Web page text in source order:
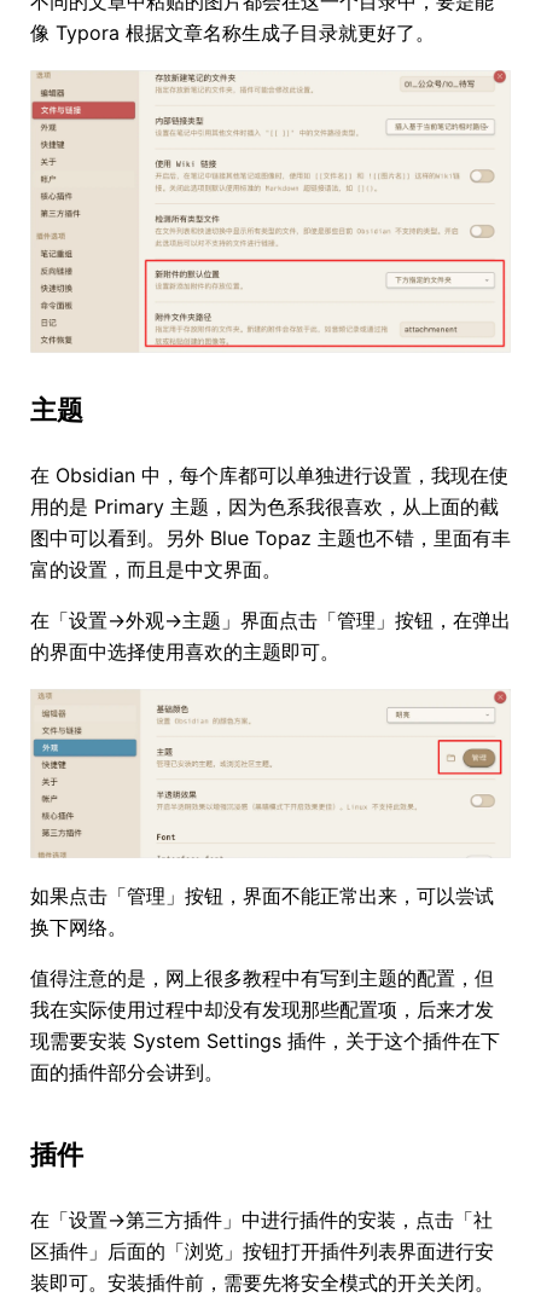
像 Typora 根据文章名称生成子目录就更好了。
主题
在 Obsidian 中，每个库都可以单独进行设置，我现在使
用的是 Primary 主题，因为色系我很喜欢，从上面的截
图中可以看到。另外 Blue Topaz 主题也不错，里面有丰
富的设置，而且是中文界面。
在「设置->外观->主题」界面点击「管理」按钮，在弹出
的界面中选择使用喜欢的主题即可。
如果点击「管理」按钮，界面不能正常出来，可以尝试
换下网络。
值得注意的是，网上很多教程中有写到主题的配置，但
我在实际使用过程中却没有发现那些配置项，后来才发
现需要安装 System Settings 插件，关于这个插件在下
面的插件部分会讲到。
插件
在「设置->第三方插件」中进行插件的安装，点击「社
区插件」后面的「浏览」按钮打开插件列表界面进行安
装即可。安装插件前，需要先将安全模式的开关关闭。